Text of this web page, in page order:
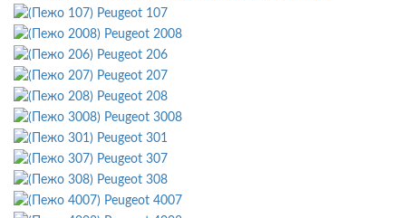
Peugeot 107
Peugeot 2008
Peugeot 206
Peugeot 207
Peugeot 208
Peugeot 3008
Peugeot 301
Peugeot 307
Peugeot 308
Peugeot 4007